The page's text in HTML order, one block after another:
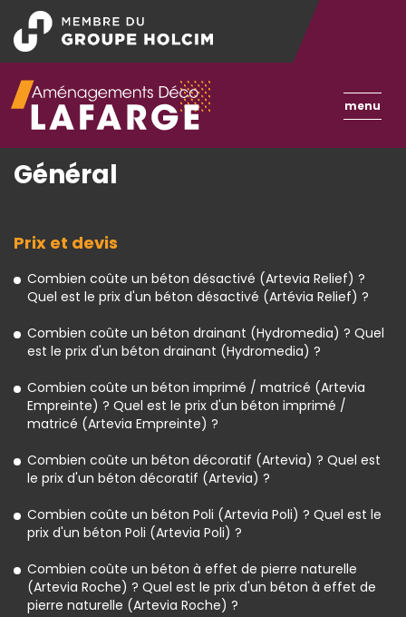
contenu
principal
Toggle
menu
Général
Prix et devis
Combien coûte un béton désactivé (Artevia Relief) ?
Quel est le prix d'un béton désactivé (Artévia Relief) ?
Combien coûte un béton drainant (Hydromedia) ? Quel
est le prix d'un béton drainant (Hydromedia) ?
Combien coûte un béton imprimé / matricé (Artevia
Empreinte) ? Quel est le prix d'un béton imprimé /
matricé (Artevia Empreinte) ?
Combien coûte un béton décoratif (Artevia) ? Quel est
le prix d'un béton décoratif (Artevia) ?
Combien coûte un béton Poli (Artevia Poli) ? Quel est le
prix d'un béton Poli (Artevia Poli) ?
Combien coûte un béton à effet de pierre naturelle
(Artevia Roche) ? Quel est le prix d'un béton à effet de
pierre naturelle (Artevia Roche) ?